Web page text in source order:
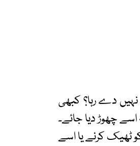
دے رہا؟ کبھی
چھوڑ دیا جائے۔
ٹھیک کرنے یا اسے